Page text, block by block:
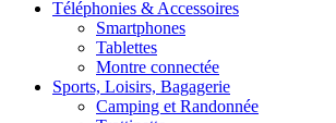
Téléphonies & Accessoires
Smartphones
Tablettes
Montre connectée
Sports, Loisirs, Bagagerie
Camping et Randonnée